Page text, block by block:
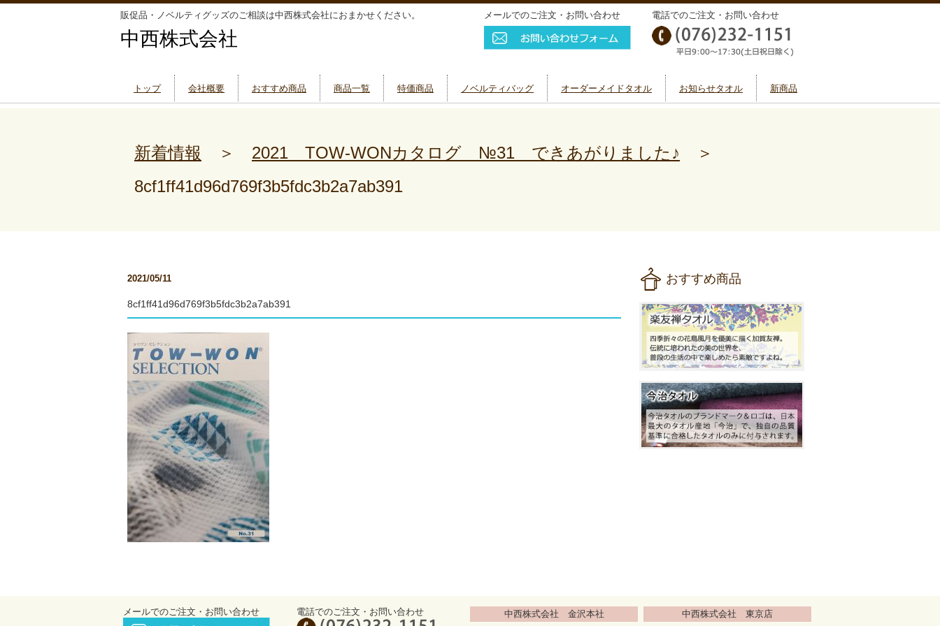
販促品・ノベルティグッズのご相談は中西株式会社におまかせください。
中西株式会社
メールでのご注文・お問い合わせ 電話でのご注文・お問い合わせ
トップ 会社概要 おすすめ商品 商品一覧 特価商品 ノベルティバッグ オーダーメイドタオル お知らせタオル 新商品
新着情報 ＞ 2021 TOW-WONカタログ №31 できあがりました♪ ＞
8cf1ff41d96d769f3b5fdc3b2a7ab391
2021/05/11
8cf1ff41d96d769f3b5fdc3b2a7ab391
おすすめ商品
メールでのご注文・お問い合わせ 電話でのご注文・お問い合わせ
中西株式会社 金沢本社
中西株式会社 東京店